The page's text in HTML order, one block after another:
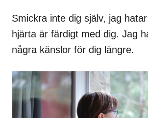
Smickra inte dig själv, jag
hjärta är färdigt med dig. Jag
några känslor för dig längre.